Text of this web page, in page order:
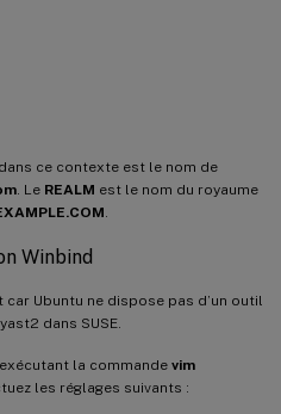
dans ce contexte est le nom de
. Le REALM est le nom du royaume
Winbind
Ubuntu ne dispose pas d’un outil
dans SUSE.
la commande vim
les réglages suivants :